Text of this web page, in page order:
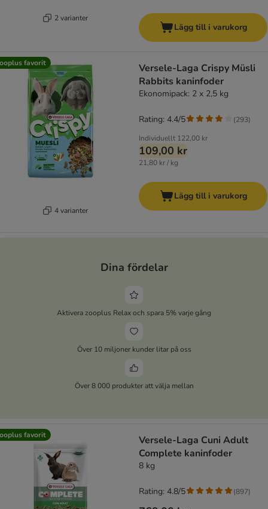
2 varianter
Lägg till i varukorg
favorit
4 varianter
Versele-Laga Crispy Müsli
Rabbits kaninfoder
Ekonomipack: 2 x 2,5 kg
Individuellt 122,00 kr
109,00 kr
21,80 kr / kg
Rating: 4.4/5 (293)
Lägg till i varukorg
Dina fördelar
Aktivera zooplus Relax och spara 5% varje gång
Över 10 miljoner kunder litar på oss
Över 8 000 produkter att välja mellan
favorit
Versele-Laga Cuni Adult
Complete kaninfoder
8 kg
Rating: 4.8/5 (897)